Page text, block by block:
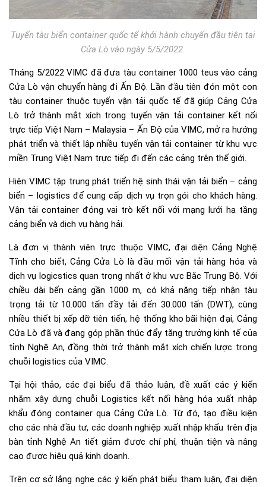
Tuyến tàu biển container quốc tế khởi hành chuyến đầu tiên tại
Cửa Lò vào ngày 5/5/2022.
Tháng 5/2022 VIMC đã đưa tàu container 1000 teus vào cảng
Cửa Lò vận chuyển hàng đi Ấn Độ. Lần đầu tiên đón một con
tàu container thuộc tuyến vận tải quốc tế đã giúp Cảng Cửa
Lò trở thành mắt xích trong tuyến vận tải container kết nối
trực tiếp Việt Nam – Malaysia – Ấn Độ của VIMC, mở ra hướng
phát triển và thiết lập nhiều tuyến vận tải container từ khu vực
miền Trung Việt Nam trực tiếp đi đến các cảng trên thế giới.
Hiên VIMC tập trung phát triển hệ sinh thái vận tải biển – cảng
biển – logistics để cung cấp dịch vụ trọn gói cho khách hàng.
Vận tải container đóng vai trò kết nối với mạng lưới hạ tầng
cảng biển và dịch vụ hàng hải.
Là đơn vị thành viên trực thuộc VIMC, đại diện Cảng Nghệ
Tĩnh cho biết, Cảng Cửa Lò là đầu mối vận tải hàng hóa và
dịch vụ logicstics quan trọng nhất ở khu vực Bắc Trung Bộ. Với
chiều dài bến cảng gần 1000 m, có khả năng tiếp nhận tàu
trọng tải từ 10.000 tấn đầy tải đến 30.000 tấn (DWT), cùng
nhiều thiết bị xếp dỡ tiên tiến, hệ thống kho bãi hiện đại, Cảng
Cửa Lò đã và đang góp phần thúc đẩy tăng trưởng kinh tế của
tỉnh Nghệ An, đồng thời trở thành mắt xích chiến lược trong
chuỗi logistics của VIMC.
Tại hội thảo, các đại biểu đã thảo luận, đề xuất các ý kiến
nhằm xây dựng chuỗi Logistics kết nối hàng hóa xuất nhập
khẩu đóng container qua Cảng Cửa Lò. Từ đó, tạo điều kiện
cho các nhà đầu tư, các doanh nghiệp xuất nhập khẩu trên địa
bàn tỉnh Nghệ An tiết giảm được chí phí, thuận tiện và nâng
cao được hiệu quả kinh doanh.
Trên cơ sở lắng nghe các ý kiến phát biểu tham luận, đại diện